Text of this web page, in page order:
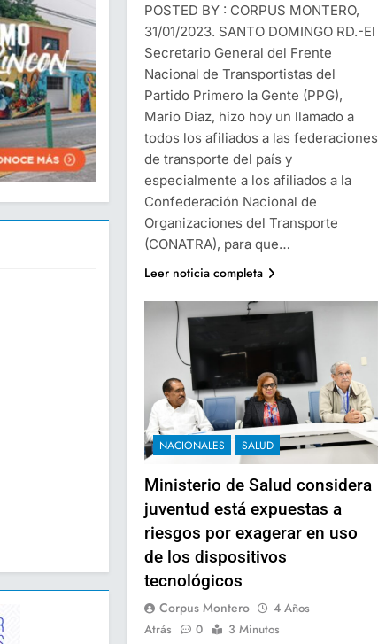
POSTED BY : CORPUS MONTERO,
31/01/2023. SANTO DOMINGO RD.-El
Secretario General del Frente
Nacional de Transportistas del
Partido Primero la Gente (PPG),
Mario Diaz, hizo hoy un llamado a
todos los afiliados a las federaciones
de transporte del país y
especialmente a los afiliados a la
Confederación Nacional de
Organizaciones del Transporte
(CONATRA), para que…
Leer noticia completa
NACIONALES SALUD
Ministerio de Salud considera
juventud está expuestas a
riesgos por exagerar en uso
de los dispositivos
tecnológicos
Corpus Montero
4 Años
Atrás
0
3 Minutos